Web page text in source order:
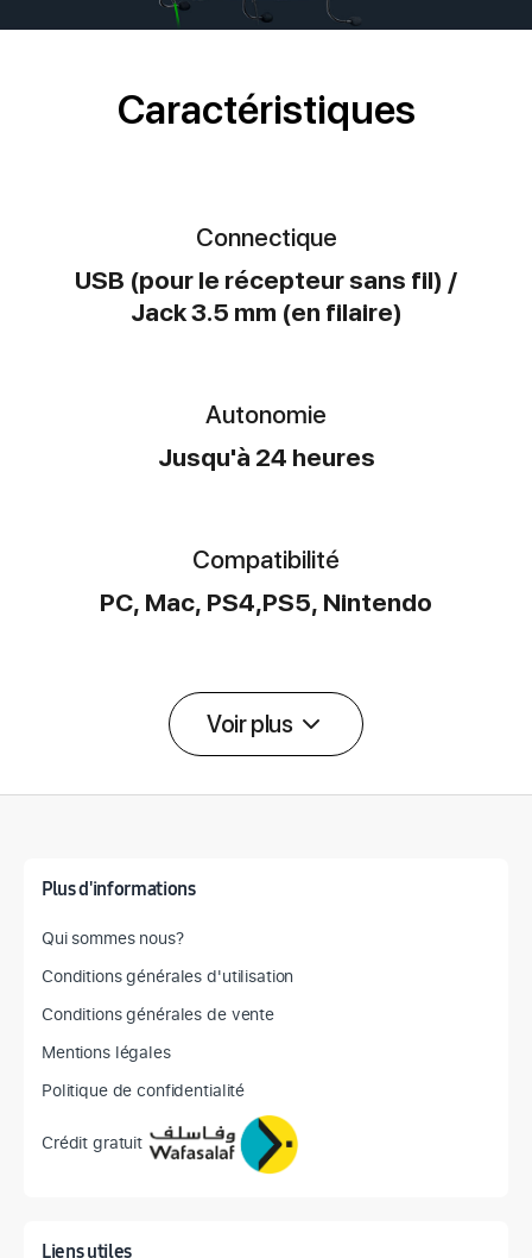
Caractéristiques
Connectique
USB (pour le récepteur sans fil) /
Jack 3.5 mm (en filaire)
Autonomie
Jusqu'à 24 heures
Compatibilité
PC, Mac, PS4,PS5, Nintendo
Voir plus
Plus d'informations
Qui sommes nous?
Conditions générales d'utilisation
Conditions générales de vente
Mentions légales
Politique de confidentialité
Crédit gratuit
Liens utiles